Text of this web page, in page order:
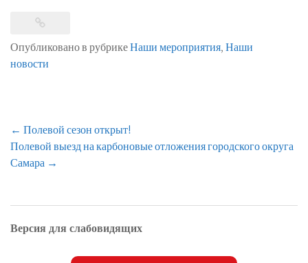
Опубликовано в рубрикеНаши мероприятия,Наши
новости
Навигация
по
записям
← Полевой сезон открыт!
Полевой выезд на карбоновые отложения городского округа
Самара →
Версия для слабовидящих